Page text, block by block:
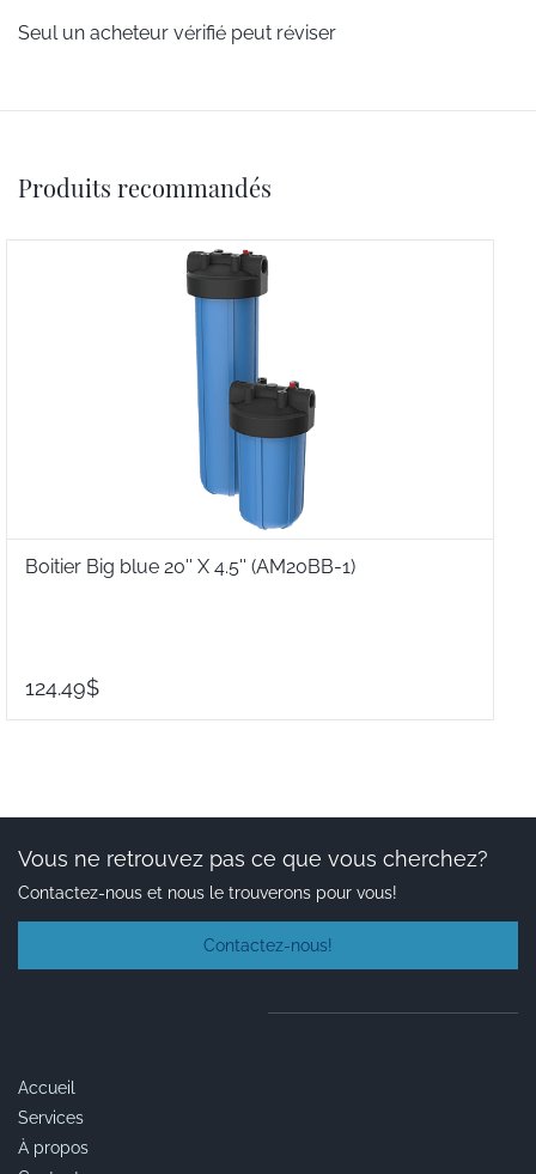
Seul un acheteur vérifié peut réviser
Produits recommandés
Boitier Big blue 20'' X 4.5'' (AM20BB-1)
124.49$
Vous ne retrouvez pas ce que vous cherchez?
Contactez-nous et nous le trouverons pour vous!
Contactez-nous!
Accueil
Services
À propos